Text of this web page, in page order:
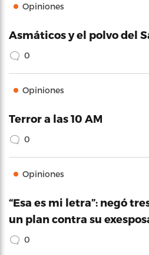
Opiniones
Asmáticos y el polvo del
0
Opiniones
Terror a las 10 AM
0
Opiniones
“Esa es mi letra”: negó
un plan contra su
0